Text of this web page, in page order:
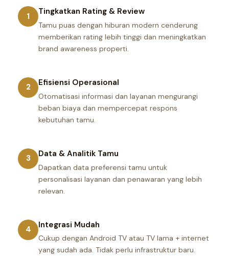
1 Tingkatkan Rating & Review
Tamu puas dengan hiburan modern cenderung
memberikan rating lebih tinggi dan meningkatkan
brand awareness properti.
2 Efisiensi Operasional
Otomatisasi informasi dan layanan mengurangi
beban biaya dan mempercepat respons
kebutuhan tamu.
3 Data & Analitik Tamu
Dapatkan data preferensi tamu untuk
personalisasi layanan dan penawaran yang lebih
relevan.
4 Integrasi Mudah
Cukup dengan Android TV atau TV lama + internet
yang sudah ada. Tidak perlu infrastruktur baru.